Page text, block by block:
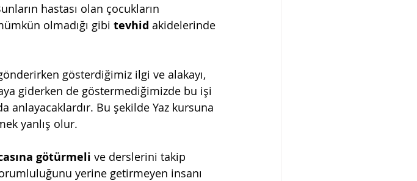
hastası olan çocukların
olmadığı gibi tevhid akidelerinde
gösterdiğimiz ilgi ve alakayı,
giderken de göstermediğimizde bu işi
anlayacaklardır. Bu şekilde Yaz kursuna
yanlış olur.
götürmeli ve derslerini takip
yerine getirmeyen insanı